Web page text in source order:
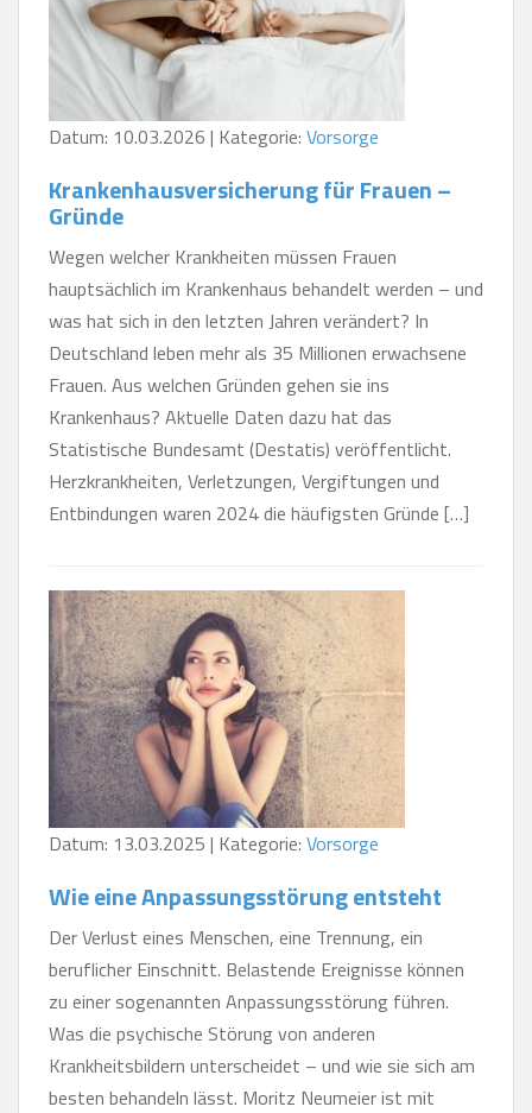
Datum: 10.03.2026 | Kategorie: Vorsorge
Krankenhausversicherung für Frauen –
Gründe
Wegen welcher Krankheiten müssen Frauen
hauptsächlich im Krankenhaus behandelt werden – und
was hat sich in den letzten Jahren verändert? In
Deutschland leben mehr als 35 Millionen erwachsene
Frauen. Aus welchen Gründen gehen sie ins
Krankenhaus? Aktuelle Daten dazu hat das
Statistische Bundesamt (Destatis) veröffentlicht.
Herzkrankheiten, Verletzungen, Vergiftungen und
Entbindungen waren 2024 die häufigsten Gründe […]
Datum: 13.03.2025 | Kategorie: Vorsorge
Wie eine Anpassungsstörung entsteht
Der Verlust eines Menschen, eine Trennung, ein
beruflicher Einschnitt. Belastende Ereignisse können
zu einer sogenannten Anpassungsstörung führen.
Was die psychische Störung von anderen
Krankheitsbildern unterscheidet – und wie sie sich am
besten behandeln lässt. Moritz Neumeier ist mit